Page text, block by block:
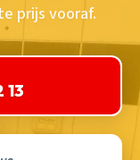
prijs vooraf.
13